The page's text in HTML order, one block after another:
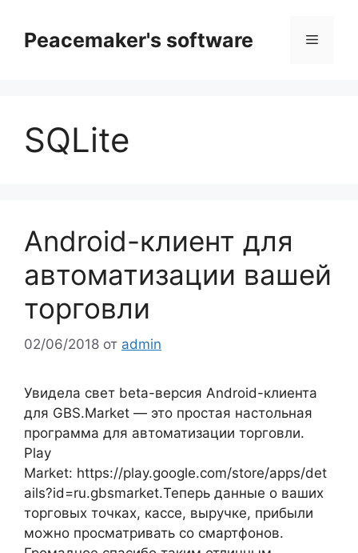
содержимому
Peacemaker's software Меню
SQLite
Android-клиент для
автоматизации вашей
торговли
02/06/2018 от admin
Увидела свет beta-версия Android-клиента
для GBS.Market — это простая настольная
программа для автоматизации торговли.
Play
Market: https://play.google.com/store/apps/det
ails?id=ru.gbsmarket.Теперь данные о ваших
торговых точках, кассе, выручке, прибыли
можно просматривать со смартфонов.